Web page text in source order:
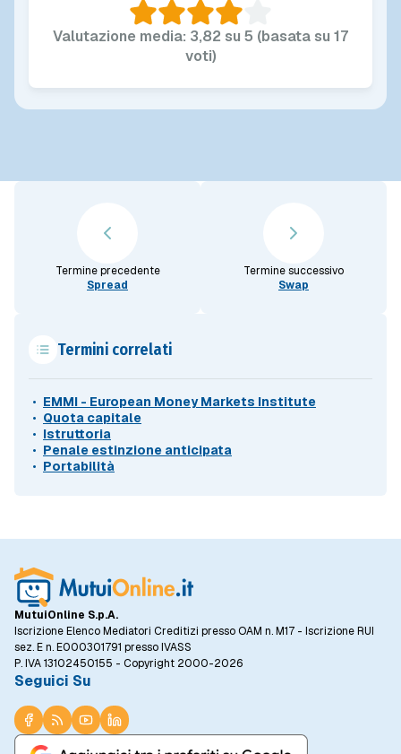
Valutazione media: 3,82 su 5 (basata su 17
voti)
Termine precedente
Spread
Termine successivo
Swap
Termini correlati
EMMI - European Money Markets Institute
Quota capitale
Istruttoria
Penale estinzione anticipata
Portabilità
MutuiOnline S.p.A.
Iscrizione Elenco Mediatori Creditizi presso OAM n. M17 - Iscrizione RUI
sez. E n. E000301791 presso IVASS
P. IVA 13102450155 - Copyright 2000-2026
Seguici Su